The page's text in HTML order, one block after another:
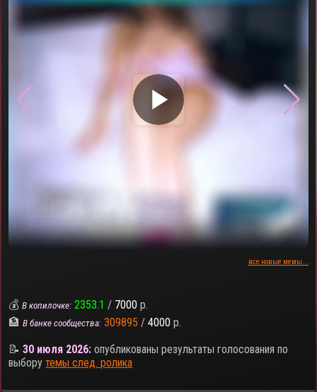
▶
все новые мемы...
💰В копилочке: 2353.1 / 7000 р.
🏦В банке сообщества: 309895 / 4000 р.
📝30 июля 2026: опубликованы результаты голосования по
выборутемы след. ролика